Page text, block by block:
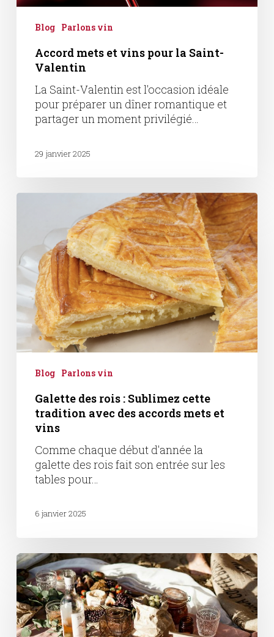
Blog Parlons vin
Accord mets et vins pour la Saint-
Valentin
La Saint-Valentin est l'occasion idéale
pour préparer un dîner romantique et
partager un moment privilégié…
29 janvier 2025
Galette
Sublimez
cette
tradition
avec
des
accords
mets
vinsBlog Parlons vin
Galette des rois : Sublimez cette
tradition avec des accords mets et
vins
Comme chaque début d'année la
galette des rois fait son entrée sur les
tables pour…
6 janvier 2025
Réussir
sa
soirée
vin
nouveau